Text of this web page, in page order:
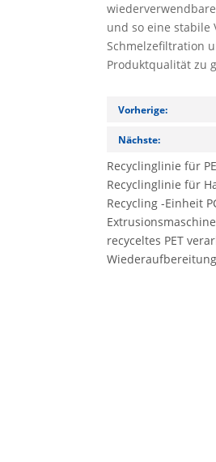
und so eine stabile
Schmelzefiltration
Produktqualität zu
Vorherige:
Nächste:
Recyclinglinie für
Recyclinglinie für
Recycling -Einheit
Extrusionsmaschine
recyceltes PET